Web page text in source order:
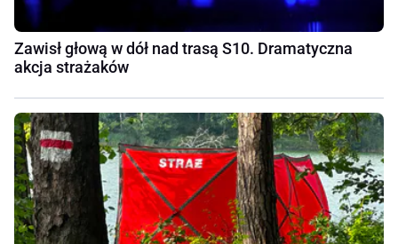
Zawisł głową w dół nad trasą S10. Dramatyczna
akcja strażaków